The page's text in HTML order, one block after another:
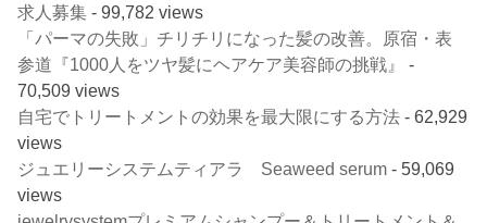
求人募集 - 99,782 views
「パーマの失敗」チリチリになった髪の改善。原宿・表
参道『1000人をツヤ髪にヘアケア美容師の挑戦』
-
70,509 views
自宅でトリートメントの効果を最大限にする方法 - 62,929
views
ジュエリーシステムティアラ Seaweed serum - 59,069
views